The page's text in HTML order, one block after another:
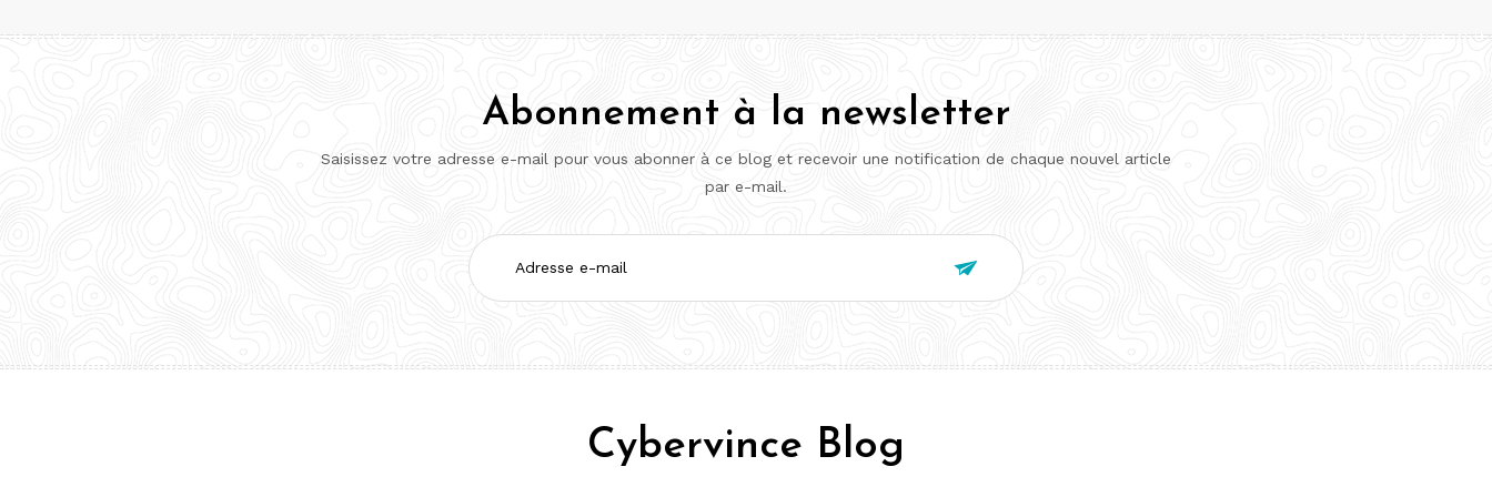
Abonnement à la newsletter
Saisissez votre adresse e-mail pour vous abonner à ce blog et recevoir une notification de chaque nouvel article
par e-mail.
Adresse
e-
mail

Cybervince Blog